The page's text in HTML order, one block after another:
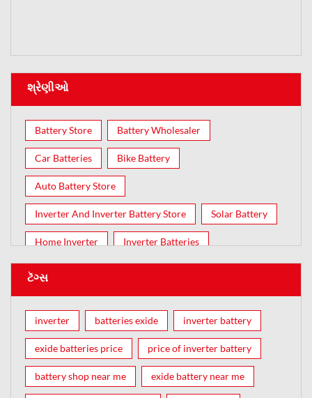
શ્રેણીઓ
Battery Store Battery Wholesaler
Car Batteries Bike Battery
Auto Battery Store
Inverter And Inverter Battery Store Solar Battery
Home Inverter Inverter Batteries
ટૅગ્સ
inverter batteries exide inverter battery
exide batteries price price of inverter battery
battery shop near me exide battery near me